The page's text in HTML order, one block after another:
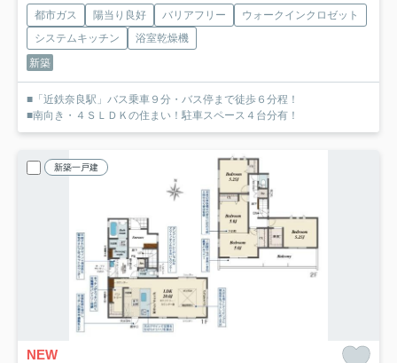
都市ガス 陽当り良好 バリアフリー
ウォークインクロゼット
システムキッチン
浴室乾燥機
新築
■「近鉄奈良駅」バス乗車９分・バス停まで徒歩６分程！
■南向き・４ＳＬＤＫの住まい！駐車スペース４台分有！
新築一戸建
NEW